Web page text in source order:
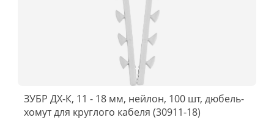
ЗУБР ДХ-К, 11 - 18 мм, нейлон, 100 шт, дюбель-
хомут для круглого кабеля (30911-18)